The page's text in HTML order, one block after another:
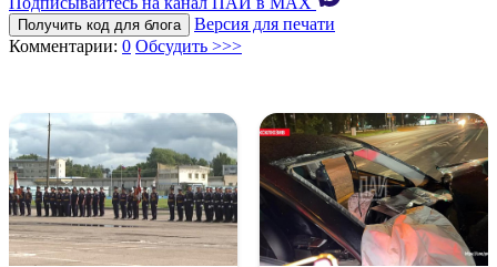
Получить код для блога
Версия для печати
Комментарии: 0 Обсудить >>>